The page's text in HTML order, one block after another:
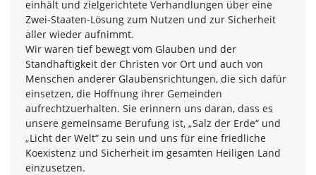
einhält und zielgerichtete Verhandlungen über eine
Zwei-Staaten-Lösung zum Nutzen und zur Sicherheit
aller wieder aufnimmt.
Wir waren tief bewegt vom Glauben und der
Standhaftigkeit der Christen vor Ort und auch von
Menschen anderer Glaubensrichtungen, die sich dafür
einsetzen, die Hoffnung ihrer Gemeinden
aufrechtzuerhalten. Sie erinnern uns daran, dass es
unsere gemeinsame Berufung ist, „Salz der Erde“ und
„Licht der Welt“ zu sein und uns für eine friedliche
Koexistenz und Sicherheit im gesamten Heiligen Land
einzusetzen.